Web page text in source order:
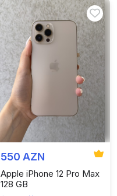
550 AZN
Apple iPhone 12 Pro Max
128 GB